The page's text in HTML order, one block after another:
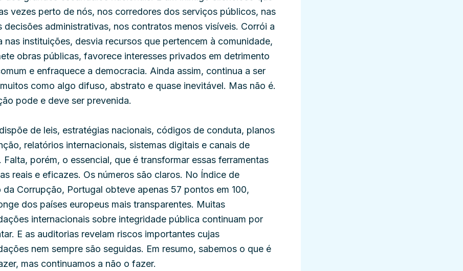
vezes perto de nós, nos corredores dos serviços públicos, nas
decisões administrativas, nos contratos menos visíveis. Corrói a
nas instituições, desvia recursos que pertencem à comunidade,
obras públicas, favorece interesses privados em detrimento
e enfraquece a democracia. Ainda assim, continua a ser
como algo difuso, abstrato e quase inevitável. Mas não é.
pode e deve ser prevenida.
de leis, estratégias nacionais, códigos de conduta, planos
relatórios internacionais, sistemas digitais e canais de
Falta, porém, o essencial, que é transformar essas ferramentas
reais e eficazes. Os números são claros. No Índice de
da Corrupção, Portugal obteve apenas 57 pontos em 100,
dos países europeus mais transparentes. Muitas
internacionais sobre integridade pública continuam por
E as auditorias revelam riscos importantes cujas
nem sempre são seguidas. Em resumo, sabemos o que é
mas continuamos a não o fazer.